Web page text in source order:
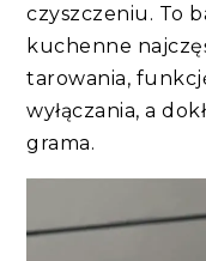
czyszczeniu. To
kuchenne
tarowania,
wyłączania, a
grama.